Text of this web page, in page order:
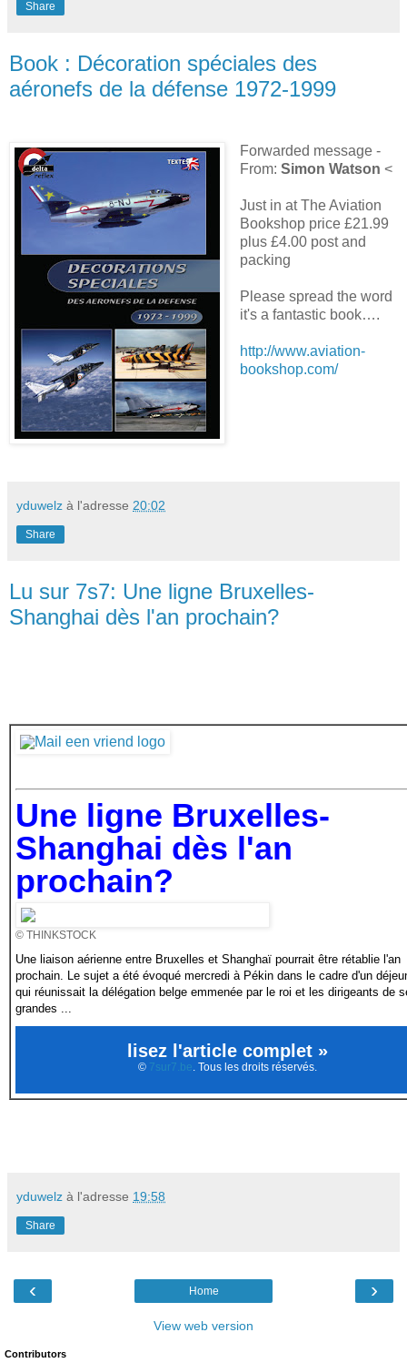
Share
Book : Décoration spéciales des
aéronefs de la défense 1972-1999
Forwarded message -
From: Simon Watson <
Just in at The Aviation
Bookshop price £21.99
plus £4.00 post and
packing
Please spread the word
it's a fantastic book….
http://www.aviation-
bookshop.com/
yduwelz à l'adresse 20:02
Share
Lu sur 7s7: Une ligne Bruxelles-
Shanghai dès l'an prochain?
Une ligne Bruxelles-
Shanghai dès l'an
prochain?
© THINKSTOCK
Une liaison aérienne entre Bruxelles et Shanghaï pourrait être rétablie l'an
prochain. Le sujet a été évoqué mercredi à Pékin dans le cadre d'un
qui réunissait la délégation belge emmenée par le roi et les dirigeants de
grandes ...
lisez l'article complet »
© 7sur7.be. Tous les droits réservés.
yduwelz à l'adresse 19:58
Share
‹ ›
Home
View web version
Contributors